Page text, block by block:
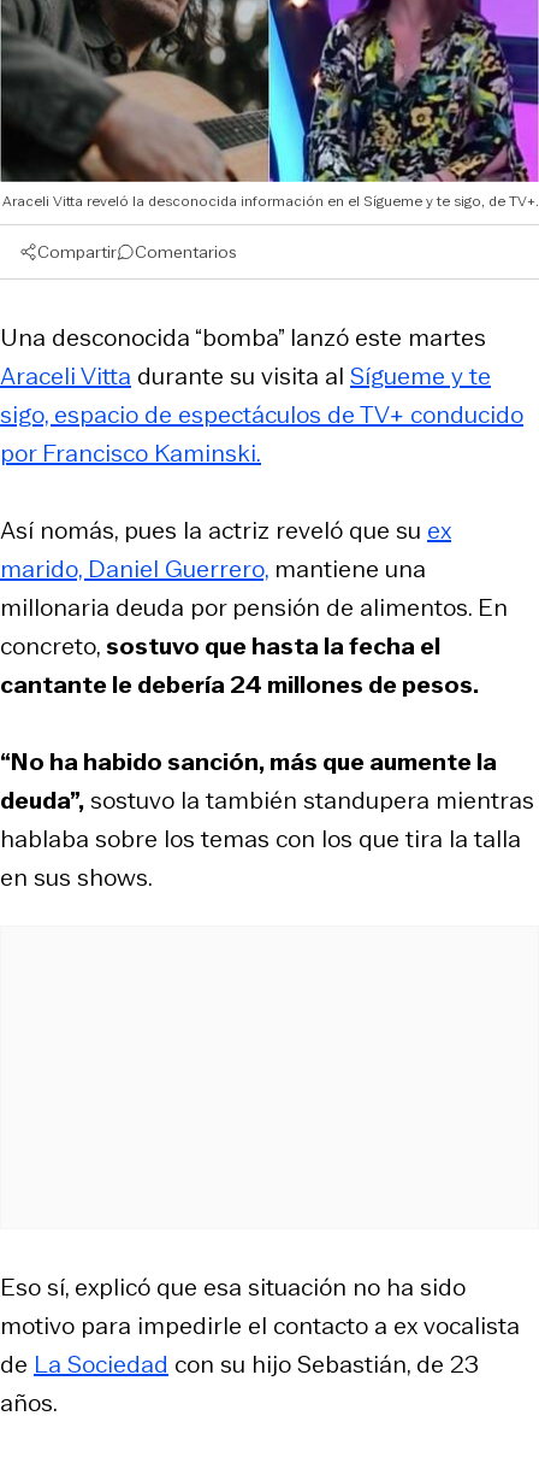
Araceli Vitta reveló la desconocida información en el Sígueme y te sigo, de TV+.
Compartir Comentarios
Una desconocida “bomba” lanzó este martes
Araceli Vitta durante su visita al Sígueme y te
sigo, espacio de espectáculos de TV+ conducido
por Francisco Kaminski.
Así nomás, pues la actriz reveló que su ex
marido, Daniel Guerrero, mantiene una
millonaria deuda por pensión de alimentos. En
concreto,sostuvo que hasta la fecha el
cantante le debería 24 millones de pesos.
“No ha habido sanción, más que aumente la
deuda”,sostuvo la también standupera mientras
hablaba sobre los temas con los que tira la talla
en sus shows.
Eso sí, explicó que esa situación no ha sido
motivo para impedirle el contacto a ex vocalista
de La Sociedad con su hijo Sebastián, de 23
años.